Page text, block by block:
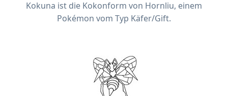
Kokuna ist die Kokonform von Hornliu, einem
Pokémon vom Typ Käfer/Gift.